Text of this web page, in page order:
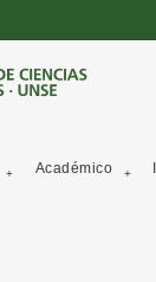
Académico